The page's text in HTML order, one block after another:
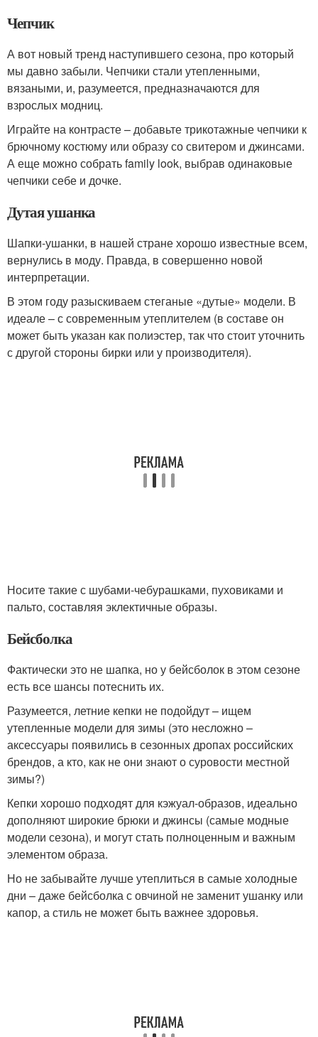
Чепчик
А вот новый тренд наступившего сезона, про который
мы давно забыли. Чепчики стали утепленными,
вязаными, и, разумеется, предназначаются для
взрослых модниц.
Играйте на контрасте – добавьте трикотажные чепчики к
брючному костюму или образу со свитером и джинсами.
А еще можно собрать family look, выбрав одинаковые
чепчики себе и дочке.
Дутая ушанка
Шапки-ушанки, в нашей стране хорошо известные всем,
вернулись в моду. Правда, в совершенно новой
интерпретации.
В этом году разыскиваем стеганые «дутые» модели. В
идеале – с современным утеплителем (в составе он
может быть указан как полиэстер, так что стоит уточнить
с другой стороны бирки или у производителя).
Носите такие с шубами-чебурашками, пуховиками и
пальто, составляя эклектичные образы.
Бейсболка
Фактически это не шапка, но у бейсболок в этом сезоне
есть все шансы потеснить их.
Разумеется, летние кепки не подойдут – ищем
утепленные модели для зимы (это несложно –
аксессуары появились в сезонных дропах российских
брендов, а кто, как не они знают о суровости местной
зимы?)
Кепки хорошо подходят для кэжуал-образов, идеально
дополняют широкие брюки и джинсы (самые модные
модели сезона), и могут стать полноценным и важным
элементом образа.
Но не забывайте лучше утеплиться в самые холодные
дни – даже бейсболка с овчиной не заменит ушанку или
капор, а стиль не может быть важнее здоровья.